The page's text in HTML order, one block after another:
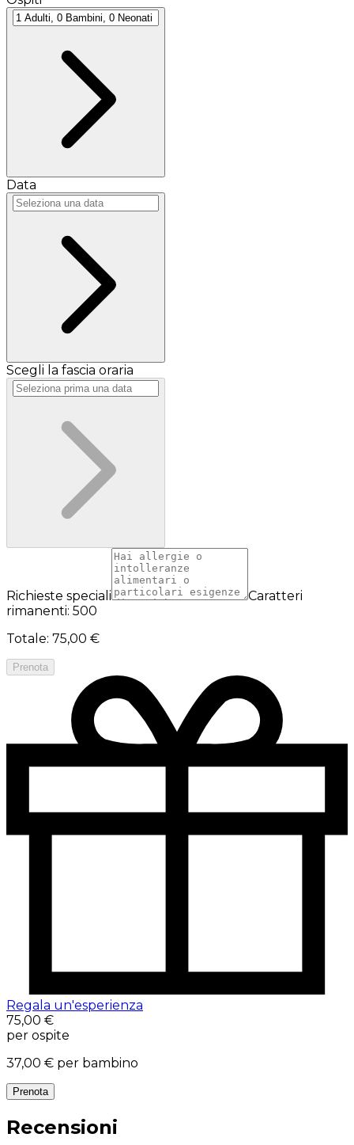
Data
Scegli la fascia oraria
Richieste speciali
Caratteri
rimanenti: 500
Totale: 75,00 €
Prenota
Regala un'esperienza
75,00 €
per ospite
37,00 € per bambino
Prenota
Recensioni